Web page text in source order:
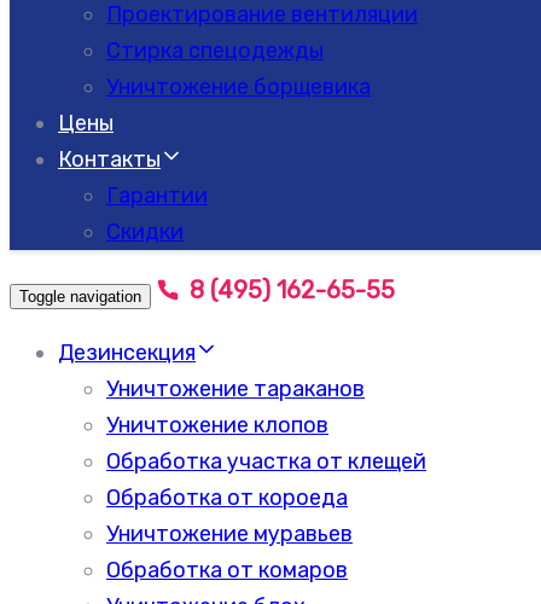
Проектирование вентиляции
Стирка спецодежды
Уничтожение борщевика
Цены
Контакты
Гарантии
Скидки
Toggle navigation 8 (495) 162-65-55
Дезинсекция
Уничтожение тараканов
Уничтожение клопов
Обработка участка от клещей
Обработка от короеда
Уничтожение муравьев
Обработка от комаров